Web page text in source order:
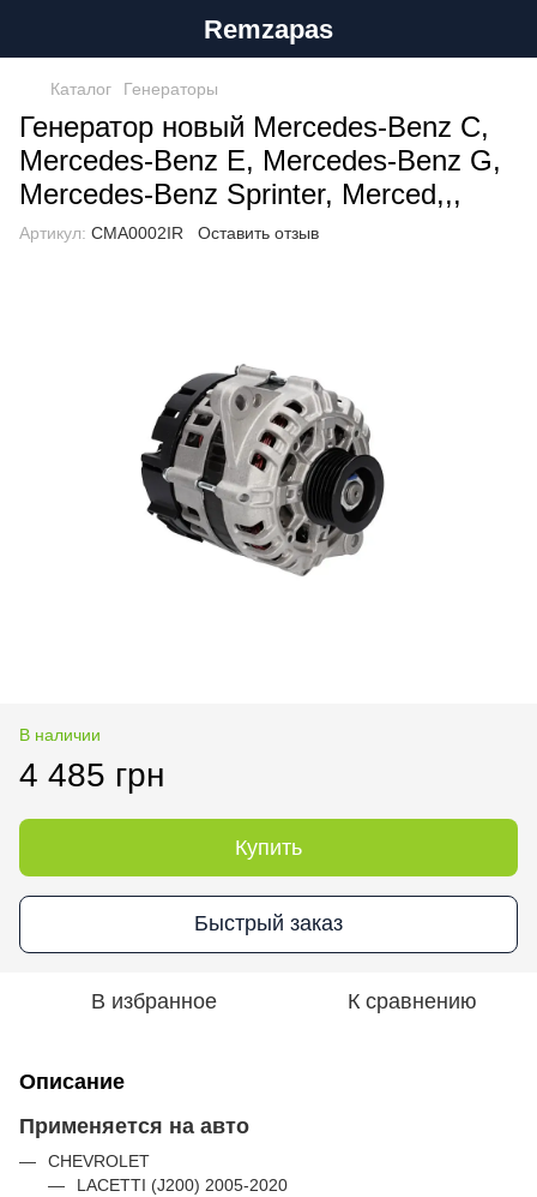
Remzapas
Каталог Генераторы
Генератор новый Mercedes-Benz C,
Mercedes-Benz E, Mercedes-Benz G,
Mercedes-Benz Sprinter, Merced,,,
Артикул: CMA0002IR Оставить отзыв
В наличии
4 485 грн
Купить
Быстрый заказ
В избранное К сравнению
Описание
Применяется на авто
CHEVROLET
LACETTI (J200) 2005-2020